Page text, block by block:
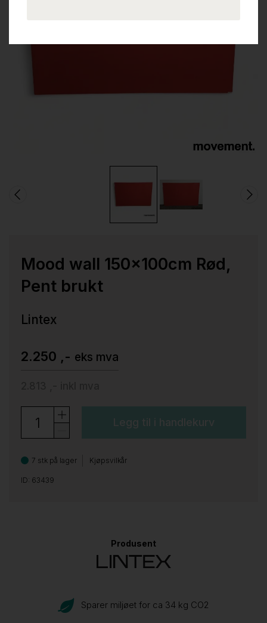
Mood wall 150x100cm Rød,
Pent brukt
Lintex
2.250 ,- eks mva
Legg til i handlekurv
7 stk på lager Kjøpsvilkår
ID: 63439
Produsent
Sparer miljøet for ca 34 kg CO2